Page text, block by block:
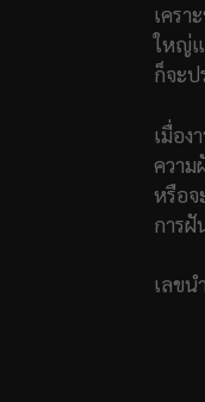
เครา
ใหญ่แ
ก็จะป
เมื่อง
ควา
หรือจ
การ
เลขน